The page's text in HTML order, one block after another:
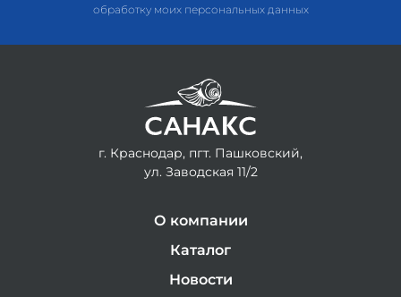
обработку моих персональных данных
г. Краснодар, пгт. Пашковский,
ул. Заводская 11/2
О компании
Каталог
Новости